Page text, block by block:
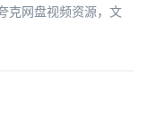
克网盘视频资源，文